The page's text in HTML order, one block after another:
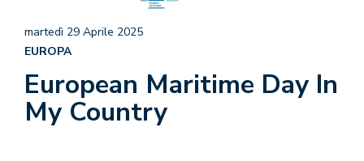
European Maritime Day In
My Country
martedì 29 Aprile 2025
EUROPA